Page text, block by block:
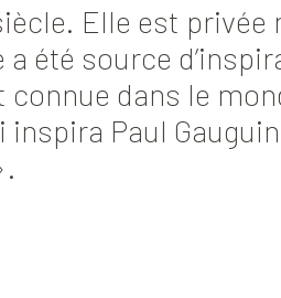
Elle est privée
été source
dans le
Paul